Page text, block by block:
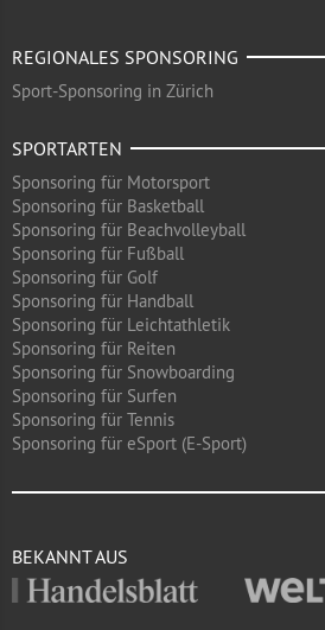
REGIONALES SPONSORING
Sport-Sponsoring in Zürich
SPORTARTEN
Sponsoring für Motorsport
Sponsoring für Basketball
Sponsoring für Beachvolleyball
Sponsoring für Fußball
Sponsoring für Golf
Sponsoring für Handball
Sponsoring für Leichtathletik
Sponsoring für Reiten
Sponsoring für Snowboarding
Sponsoring für Surfen
Sponsoring für Tennis
Sponsoring für eSport (E-Sport)
BEKANNT AUS